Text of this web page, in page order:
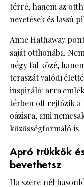
térré, hanem az
nevetések és lassú
Anne Hathaway
saját otthonába.
négy fal közé,
teraszát valódi
inspiráló: arra
térben ott rejtőzik a
oázisra, ami
közösségformáló is.
Apró trükkök
bevethetsz
Ha szeretnél